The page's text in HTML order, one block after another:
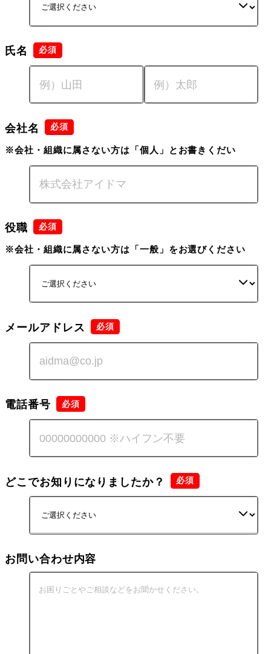
氏名
会社名
※会社・組織に属さない方は「個人」とお書きくだい
役職
※会社・組織に属さない方は「一般」をお選びください
メールアドレス
電話番号
どこでお知りになりましたか？
お問い合わせ内容